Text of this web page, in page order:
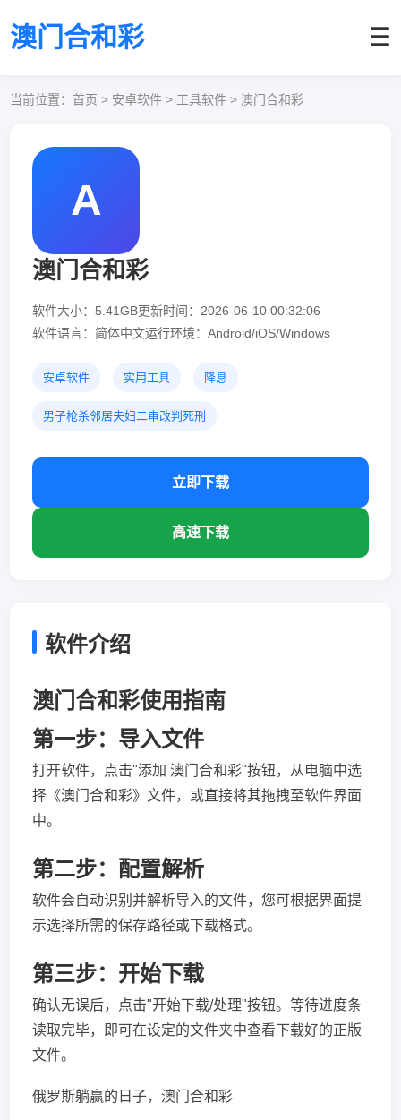
澳门合和彩 ☰
当前位置：首页 > 安卓软件 > 工具软件 > 澳门合和彩
A
澳门合和彩
软件大小：5.41GB更新时间：2026-06-10 00:32:06
软件语言：简体中文运行环境：Android/iOS/Windows
安卓软件 实用工具 降息
男子枪杀邻居夫妇二审改判死刑
立即下载
高速下载
软件介绍
澳门合和彩使用指南
第一步：导入文件
打开软件，点击"添加 澳门合和彩"按钮，从电脑中选
择《澳门合和彩》文件，或直接将其拖拽至软件界面
中。
第二步：配置解析
软件会自动识别并解析导入的文件，您可根据界面提
示选择所需的保存路径或下载格式。
第三步：开始下载
确认无误后，点击"开始下载/处理"按钮。等待进度条
读取完毕，即可在设定的文件夹中查看下载好的正版
文件。
俄罗斯躺赢的日子，澳门合和彩